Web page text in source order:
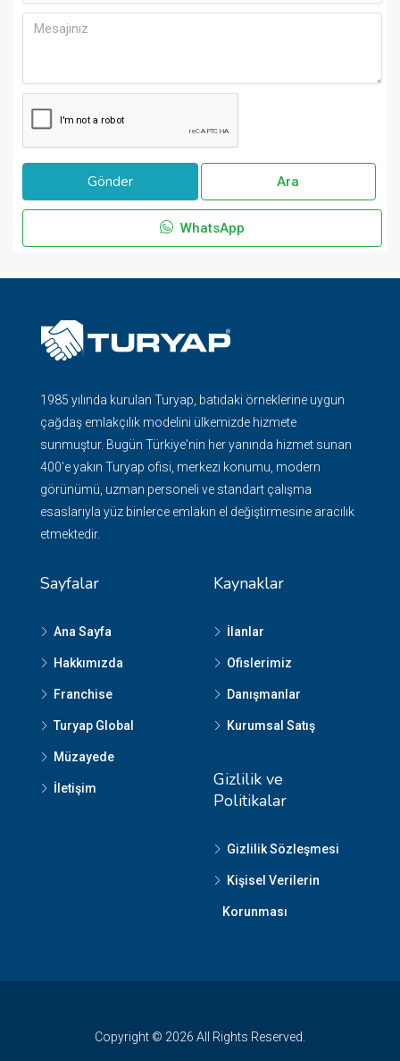
Ara
WhatsApp
1985 yılında kurulan Turyap, batıdaki örneklerine uygun
çağdaş emlakçılık modelini ülkemizde hizmete
sunmuştur. Bugün Türkiye'nin her yanında hizmet sunan
400'e yakın Turyap ofisi, merkezi konumu, modern
görünümü, uzman personeli ve standart çalışma
esaslarıyla yüz binlerce emlakın el değiştirmesine aracılık
etmektedir.
Sayfalar
Ana Sayfa
Hakkımızda
Franchise
Turyap Global
Müzayede
İletişim
Kaynaklar
İlanlar
Ofislerimiz
Danışmanlar
Kurumsal Satış
Gizlilik ve
Politikalar
Gizlilik Sözleşmesi
Kişisel Verilerin
Korunması
Copyright © 2026 All Rights Reserved.